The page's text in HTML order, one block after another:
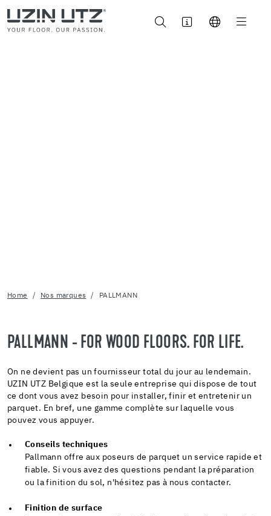
Home Nos marques PALLMANN
PALLMANN - FOR WOOD FLOORS. FOR LIFE.
On ne devient pas un fournisseur total du jour au lendemain.
UZIN UTZ Belgique est la seule entreprise qui dispose de tout
ce dont vous avez besoin pour installer, finir et entretenir un
parquet. En bref, une gamme complète sur laquelle vous
pouvez vous appuyer.
Conseils techniques
Pallmann offre aux poseurs de parquet un service rapide et
fiable. Si vous avez des questions pendant la préparation
ou la finition du sol, n'hésitez pas à nous contacter.
Finition de surface